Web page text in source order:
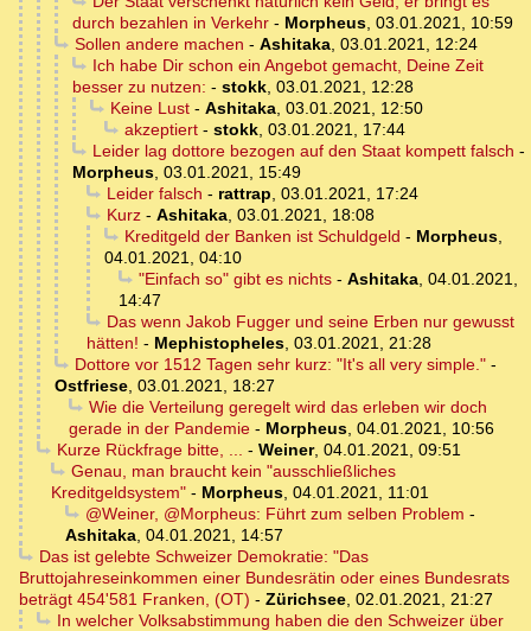
durch bezahlen in Verkehr - Morpheus, 03.01.2021, 10:59
Sollen andere machen - Ashitaka, 03.01.2021, 12:24
Ich habe Dir schon ein Angebot gemacht, Deine Zeit
besser zu nutzen: - stokk, 03.01.2021, 12:28
Keine Lust- Ashitaka, 03.01.2021, 12:50
akzeptiert- stokk, 03.01.2021, 17:44
Leider lag dottore bezogen auf den Staat kompett falsch -
Morpheus, 03.01.2021, 15:49
Leider falsch - rattrap, 03.01.2021, 17:24
Kurz- Ashitaka, 03.01.2021, 18:08
Kreditgeld der Banken ist Schuldgeld - Morpheus,
04.01.2021, 04:10
"Einfach so" gibt es nichts- Ashitaka, 04.01.2021,
14:47
Das wenn Jakob Fugger und seine Erben nur gewusst
hätten! - Mephistopheles, 03.01.2021, 21:28
Dottore vor 1512 Tagen sehr kurz: "It's all very simple."-
Ostfriese, 03.01.2021, 18:27
Wie die Verteilung geregelt wird das erleben wir doch
gerade in der Pandemie - Morpheus, 04.01.2021, 10:56
Kurze Rückfrage bitte, ... - Weiner, 04.01.2021, 09:51
Genau, man braucht kein "ausschließliches
Kreditgeldsystem" - Morpheus, 04.01.2021, 11:01
@Weiner, @Morpheus: Führt zum selben Problem -
Ashitaka, 04.01.2021, 14:57
Das ist gelebte Schweizer Demokratie: "Das
Bruttojahreseinkommen einer Bundesrätin oder eines Bundesrats
beträgt 454'581 Franken, (OT) - Zürichsee, 02.01.2021, 21:27
In welcher Volksabstimmung haben die den Schweizer über